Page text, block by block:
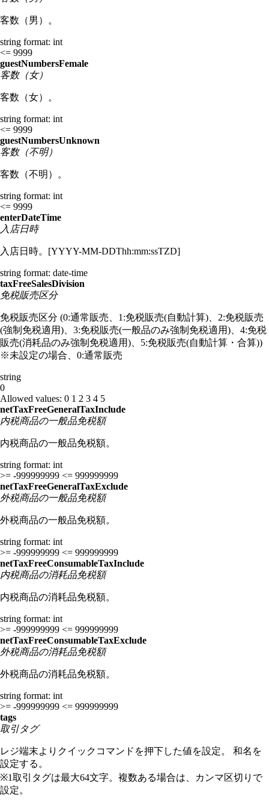
客数（男）。
string format: int
<= 9999
guestNumbersFemale
客数（女）
客数（女）。
string format: int
<= 9999
guestNumbersUnknown
客数（不明）
客数（不明）。
string format: int
<= 9999
enterDateTime
入店日時
入店日時。[YYYY-MM-DDThh:mm:ssTZD]
string format: date-time
taxFreeSalesDivision
免税販売区分
免税販売区分 (0:通常販売、1:免税販売(自動計算)、2:免税販売
(強制免税適用)、3:免税販売(一般品のみ強制免税適用)、4:免税
販売(消耗品のみ強制免税適用)、5:免税販売(自動計算・合算))
※未設定の場合、0:通常販売
string
0
Allowed values: 0 1 2 3 4 5
netTaxFreeGeneralTaxInclude
内税商品の一般品免税額
内税商品の一般品免税額。
string format: int
>= -999999999 <= 999999999
netTaxFreeGeneralTaxExclude
外税商品の一般品免税額
外税商品の一般品免税額。
string format: int
>= -999999999 <= 999999999
netTaxFreeConsumableTaxInclude
内税商品の消耗品免税額
内税商品の消耗品免税額。
string format: int
>= -999999999 <= 999999999
netTaxFreeConsumableTaxExclude
外税商品の消耗品免税額
外税商品の消耗品免税額。
string format: int
>= -999999999 <= 999999999
tags
取引タグ
レジ端末よりクイックコマンドを押下した値を設定。 和名を
設定する。
※1取引タグは最大64文字。複数ある場合は、カンマ区切りで
設定。